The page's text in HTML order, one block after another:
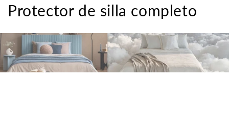
C
o
l
e
Protector de silla completo